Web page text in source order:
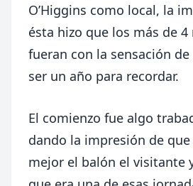
O’Higgins como local, la
ésta hizo que los más de
fueran con la sensación
ser un año para recordar.
El comienzo fue algo
dando la impresión de
mejor el balón el visitante